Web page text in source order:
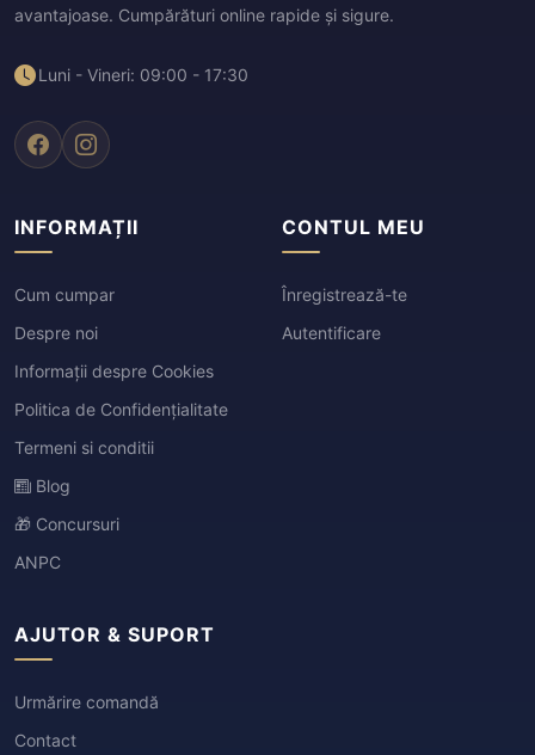
avantajoase. Cumpărături online rapide și sigure.
Luni - Vineri: 09:00 - 17:30
INFORMAȚII
Cum cumpar
Despre noi
Informații despre Cookies
Politica de Confidențialitate
Termeni si conditii
Blog
🎁 Concursuri
ANPC
CONTUL MEU
Înregistrează-te
Autentificare
AJUTOR & SUPORT
Urmărire comandă
Contact